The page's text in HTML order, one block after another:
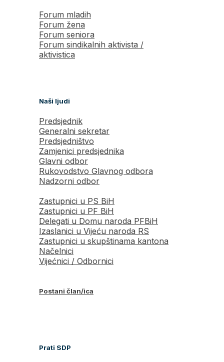
Forum mladih
Forum žena
Forum seniora
Forum sindikalnih aktivista /
aktivistica
Naši ljudi
Predsjednik
Generalni sekretar
Predsjedništvo
Zamjenici predsjednika
Glavni odbor
Rukovodstvo Glavnog odbora
Nadzorni odbor
Zastupnici u PS BiH
Zastupnici u PF BiH
Delegati u Domu naroda PFBiH
Izaslanici u Vijeću naroda RS
Zastupnici u skupštinama kantona
Načelnici
Vijećnici / Odbornici
Postani član/ica
Prati SDP